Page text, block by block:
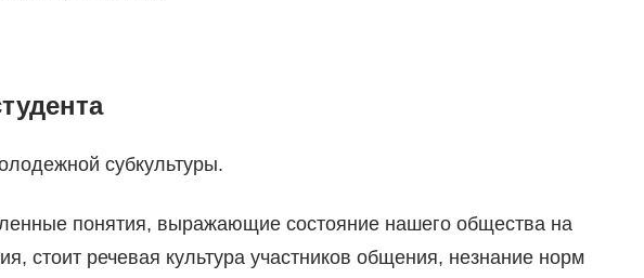
субкультуры.
понятия, выражающие состояние нашего общества на
стоит речевая культура участников общения, незнание норм